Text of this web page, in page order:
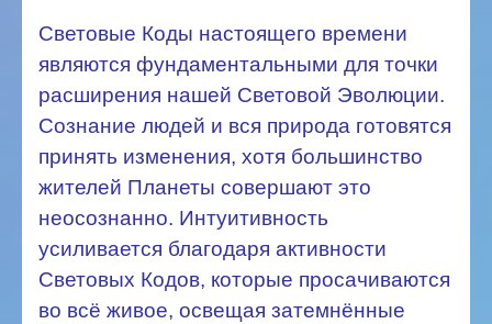
Световые Коды настоящего времени
являются фундаментальными для точки
расширения нашей Световой Эволюции.
Сознание людей и вся природа готовятся
принять изменения, хотя большинство
жителей Планеты совершают это
неосознанно. Интуитивность
усиливается благодаря активности
Световых Кодов, которые просачиваются
во всё живое, освещая затемнённые